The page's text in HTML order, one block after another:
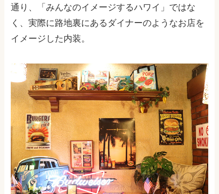
通り、「みんなのイメージするハワイ」ではな
く、実際に路地裏にあるダイナーのようなお店を
イメージした内装。